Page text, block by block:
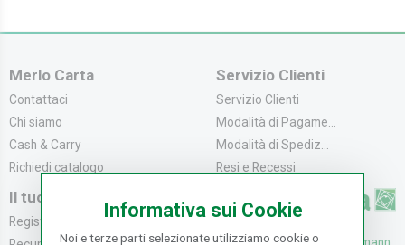
Merlo Carta
Contattaci
Chi siamo
Cash & Carry
Richiedi catalogo
Servizio Clienti
Servizio Clienti
Modalità di Pagame...
Modalità di Spediz...
Resi e Recessi
Il tuo Account
Registrati
Informativa sui Cookie
Noi e terze parti selezionate utilizziamo cookie o